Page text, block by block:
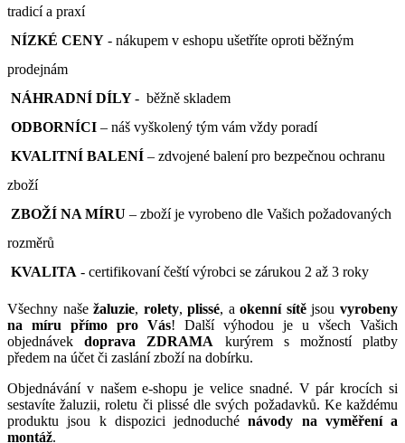
tradicí a praxí
NÍZKÉ CENY - nákupem v eshopu ušetříte oproti běžným
prodejnám
NÁHRADNÍ DÍLY- běžně skladem
ODBORNÍCI – náš vyškolený tým vám vždy poradí
KVALITNÍ BALENÍ – zdvojené balení pro bezpečnou ochranu
zboží
ZBOŽÍ NA MÍRU – zboží je vyrobeno dle Vašich požadovaných
rozměrů
KVALITA - certifikovaní čeští výrobci se zárukou 2 až 3 roky
Všechny našežaluzie, rolety,plissé, aokenní sítějsouvyrobeny
na míru přímo pro Vás! Další výhodou je u všech Vašich
objednávekdoprava ZDRAMA kurýrem s možností platby
předem na účet či zaslání zboží na dobírku.
Objednávání v našem e-shopu je velice snadné. V pár krocích si
sestavíte žaluzii, roletu či plissé dle svých požadavků. Ke každému
produktu jsou k dispozici jednoduchénávody na vyměření a
montáž.